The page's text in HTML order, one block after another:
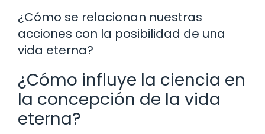
¿Cómo se relacionan nuestras
acciones con la posibilidad de una
vida eterna?
¿Cómo influye la ciencia en
la concepción de la vida
eterna?